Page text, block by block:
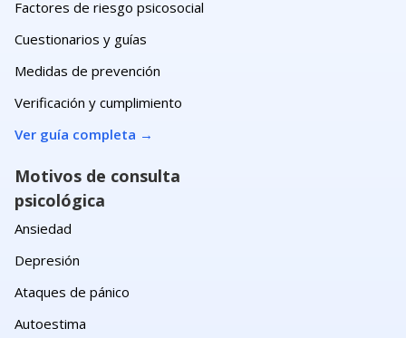
Factores de riesgo psicosocial
Cuestionarios y guías
Medidas de prevención
Verificación y cumplimiento
Ver guía completa →
Motivos de consulta
psicológica
Ansiedad
Depresión
Ataques de pánico
Autoestima